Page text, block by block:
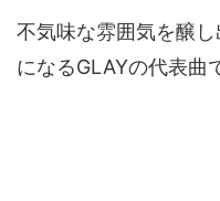
不気味な雰囲気を醸
になるGLAYの代表曲